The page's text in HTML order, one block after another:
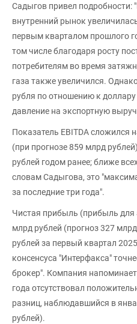
Садыгов привел подробности:
внутренний рынок
первым кварталом прошлого
том числе благодаря росту
потребителям во время
газа также увеличился.
рубля по отношению к
давление на экспортную
Показатель EBITDA сложился
(при прогнозе 859 млрд
рублей годом ранее; ближе
словам Садыгова, это
за последние три года".
Чистая прибыль (прибыль для
млрд рублей (прогноз 327
рублей за первый квартал
консенсуса "Интерфакса"
брокер". Компания
года отсутствовал
разниц, наблюдавшийся в
рублей).